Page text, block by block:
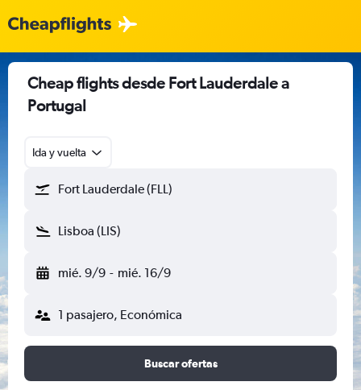
Cheap flights desde Fort Lauderdale a
Portugal
Ida y vuelta
Fort Lauderdale (FLL)
Lisboa (LIS)
mié. 9/9 - mié. 16/9
1 pasajero, Económica
Buscar ofertas